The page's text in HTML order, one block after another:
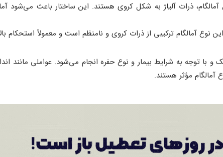
ذرات آلیاژ به شکل کروی هستند. این ساختار باعث می‌شود
این نوع آمالگام ترکیبی از ذرات کروی و نامنظم است و معمولاً استحکام
و با توجه به شرایط بیمار و نوع حفره انجام می‌شود. عواملی مانند
آمالگام مؤثر هستند.